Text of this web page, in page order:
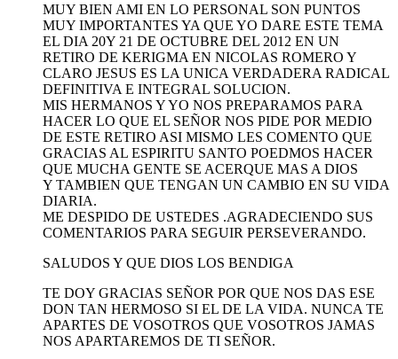
MUY BIEN AMI EN LO PERSONAL SON PUNTOS
MUY IMPORTANTES YA QUE YO DARE ESTE TEMA
EL DIA 20Y 21 DE OCTUBRE DEL 2012 EN UN
RETIRO DE KERIGMA EN NICOLAS ROMERO Y
CLARO JESUS ES LA UNICA VERDADERA RADICAL
DEFINITIVA E INTEGRAL SOLUCION.
MIS HERMANOS Y YO NOS PREPARAMOS PARA
HACER LO QUE EL SEÑOR NOS PIDE POR MEDIO
DE ESTE RETIRO ASI MISMO LES COMENTO QUE
GRACIAS AL ESPIRITU SANTO POEDMOS HACER
QUE MUCHA GENTE SE ACERQUE MAS A DIOS
Y TAMBIEN QUE TENGAN UN CAMBIO EN SU VIDA
DIARIA.
ME DESPIDO DE USTEDES .AGRADECIENDO SUS
COMENTARIOS PARA SEGUIR PERSEVERANDO.
SALUDOS Y QUE DIOS LOS BENDIGA
TE DOY GRACIAS SEÑOR POR QUE NOS DAS ESE
DON TAN HERMOSO SI EL DE LA VIDA. NUNCA TE
APARTES DE VOSOTROS QUE VOSOTROS JAMAS
NOS APARTAREMOS DE TI SEÑOR.